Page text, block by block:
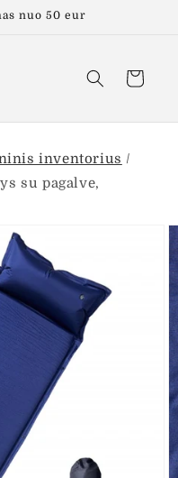
nuo 50 eur
Krepšelis
inventorius /
su pagalve,